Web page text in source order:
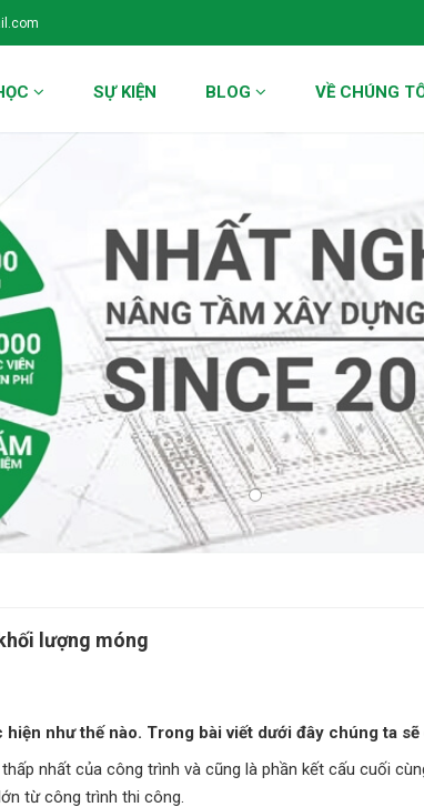
SỰ KIỆN BLOG VỀ CHÚNG
lượng móng
như thế nào. Trong bài viết dưới đây chúng ta sẽ
nhất của công trình và cũng là phần kết cấu cuối
từ công trình thi công.